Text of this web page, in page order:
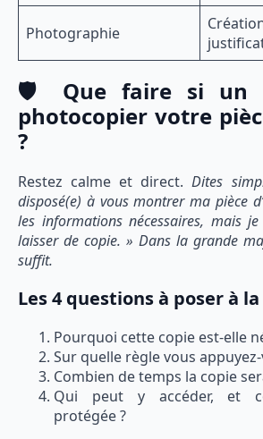
Photographie
🛡️ Que faire si un
photocopier votre
?
Restez calme et direct.Dites
disposé(e) à vous montrer ma pièce
les informations nécessaires, mais
laisser de copie. » Dans la grande
suffit.
Les 4 questions à poser à
Pourquoi cette copie est-elle
Sur quelle règle vous
Combien de temps la copie
Qui peut y accéder, et
protégée ?